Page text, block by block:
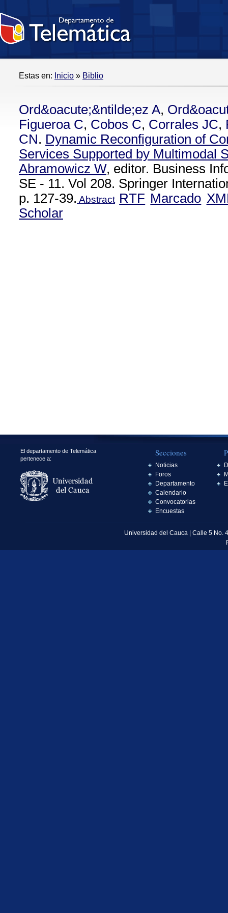
Estas en: Inicio » Biblio
Ord&oacute;&ntilde;ez A,
Figueroa C, Cobos C, Corrales JC,
CN. Dynamic Reconfiguration of
Services Supported by Multimodal
Abramowicz W, editor. Business
SE - 11. Vol 208. Springer
p. 127-39. Abstract RTF Marcado
Scholar
El departamento de Telemática
pertenece a:
Secciones
Noticias
Foros
Departamento
Calendario
Convocatorias
Encuestas
Universidad del Cauca | Calle 5 No.